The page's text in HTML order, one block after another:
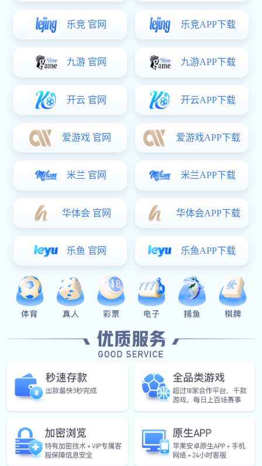
"静音滑轨隔断配件：滑动噪音
≤25dB的专业解决方案"
日期：2025-01-20 阅读数：60
在众多隔断配件中，静音滑轨隔断配件无疑是备受瞩目的存在，
它关乎着隔断使用时的舒适度，更是能为整个空间营造出静谧的氛
围。静音滑轨隔断配件，以其独特的优势，成为了当下很多人在选择
隔断配件时的重点考量对象。今天，咱们就来深入探讨一下针对滑动
噪音≤25dB 的静音滑轨隔断配件的专业解决方案，帮助大家打造出既
实用又安静的隔断环境。
一、了解静音滑轨隔断配件的重要性
在日常生活中，无论是家居环境里的隔断，还是办公场所等区域
的隔断，频繁的滑动使用是常态。如果滑轨隔断配件在滑动过程中产
生较大噪音，那无疑会让人十分烦躁，严重影响使用体验。而静音滑
轨隔断配件，凭借其能将滑动噪音控制在≤25dB 的出色性能，能让每
次滑动都悄然无声，为使用者带来安静舒适的感受。
对于一些对安静环境要求较高的场所，比如书房、会议室等，静
音滑轨隔断配件更是不可或缺。想象一下，在会议室里进行重要的讨
音≤25dB 的静音滑轨隔断配件，就能轻松营造出安静有序的空间氛
围，助力各项活动顺利开展。
二、材质选择是关键
部分塑料材质经过特殊工艺处理后，具备良好的耐磨性和自润滑
性，在作为静音滑轨隔断配件的材质时，能有效减少滑动过程中的摩